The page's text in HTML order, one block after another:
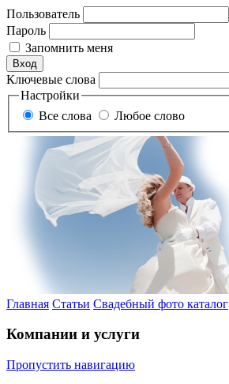
Пользователь
Пароль
Запомнить меня
Ключевые слова
Настройки
Все слова
Любое слово
Главная Статьи Свадебный фото каталог
Компании и услуги
Пропустить навигацию